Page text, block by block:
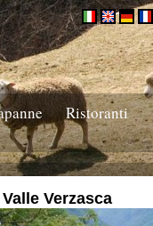
Ristoranti
Verzasca